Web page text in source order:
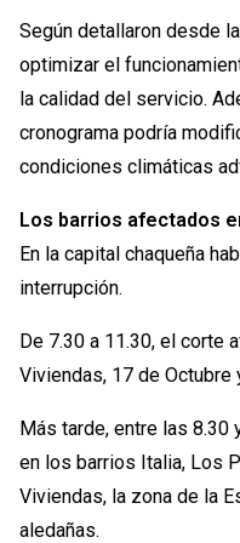
Según detallaron desde
optimizar el
la calidad del servicio.
cronograma podría
condiciones climáticas
Los barrios afectados
En la capital chaqueña
interrupción.
De 7.30 a 11.30, el corte
Viviendas, 17 de
Más tarde, entre las 8.30
en los barrios Italia, Los
Viviendas, la zona de la
aledañas.